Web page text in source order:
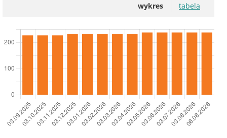
wykres tabela